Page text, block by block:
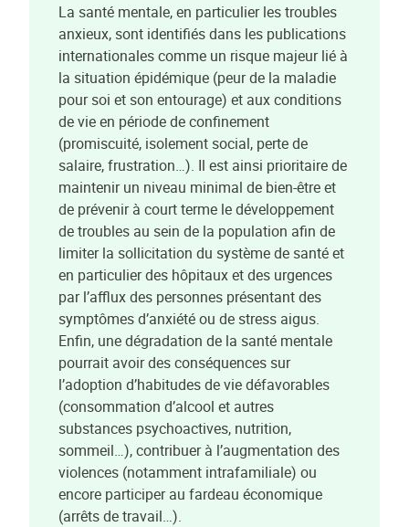
La santé mentale, en particulier les troubles
anxieux, sont identifiés dans les publications
internationales comme un risque majeur lié à
la situation épidémique (peur de la maladie
pour soi et son entourage) et aux conditions
de vie en période de confinement
(promiscuité, isolement social, perte de
salaire, frustration…). Il est ainsi prioritaire de
maintenir un niveau minimal de bien-être et
de prévenir à court terme le développement
de troubles au sein de la population afin de
limiter la sollicitation du système de santé et
en particulier des hôpitaux et des urgences
par l’afflux des personnes présentant des
symptômes d’anxiété ou de stress aigus.
Enfin, une dégradation de la santé mentale
pourrait avoir des conséquences sur
l’adoption d’habitudes de vie défavorables
(consommation d’alcool et autres
substances psychoactives, nutrition,
sommeil…), contribuer à l’augmentation des
violences (notamment intrafamiliale) ou
encore participer au fardeau économique
(arrêts de travail…).